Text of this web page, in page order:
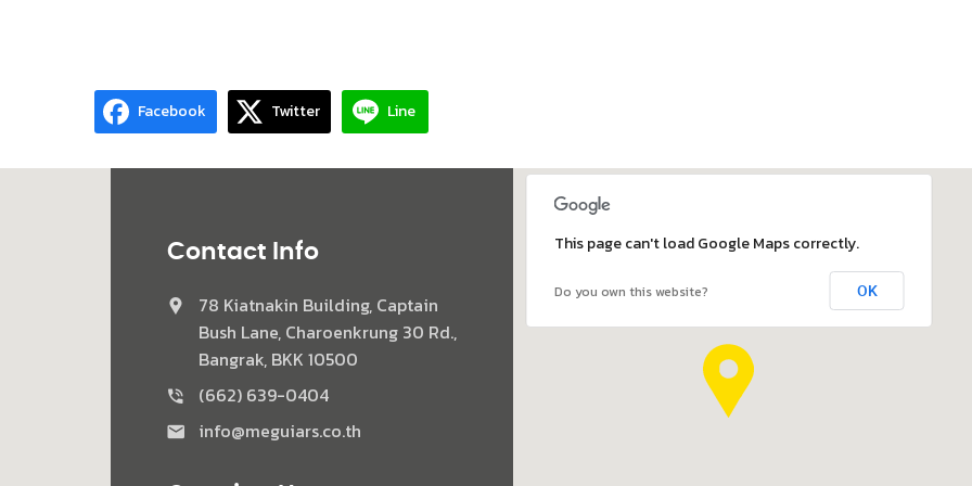
Facebook Twitter Line
This page can't load Google Maps correctly.
Do you own this website? OK
Contact Info
78 Kiatnakin Building, Captain
Bush Lane, Charoenkrung 30 Rd.,
Bangrak, BKK 10500
(662) 639-0404
info@meguiars.co.th